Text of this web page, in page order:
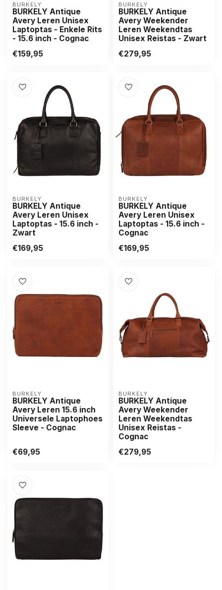
BURKELY
BURKELY Antique
Avery Leren Unisex
Laptoptas - Enkele Rits
- 15.6 inch - Cognac
€159,95
BURKELY
BURKELY Antique
Avery Weekender
Leren Weekendtas
Unisex Reistas - Zwart
€279,95
BURKELY
BURKELY Antique
Avery Leren Unisex
Laptoptas - 15.6 inch -
Zwart
€169,95
BURKELY
BURKELY Antique
Avery Leren Unisex
Laptoptas - 15.6 inch -
Cognac
€169,95
BURKELY
BURKELY Antique
Avery Leren 15.6 inch
Universele Laptophoes
Sleeve - Cognac
€69,95
BURKELY
BURKELY Antique
Avery Weekender
Leren Weekendtas
Unisex Reistas -
Cognac
€279,95